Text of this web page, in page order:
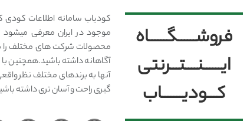
فروشــــــگــــــاه
ایــــــنــــتـــرنتی
کـــودیـــــــاب
کودیاب سامانه اطلاعات
موجود در ایران معرفی میشود
محصولات شرکت های مختلف را
آگاهانه داشته باشید.همچنین
آنها به برندهای مختلف نظر
گیری راحت و آسان تری داشته